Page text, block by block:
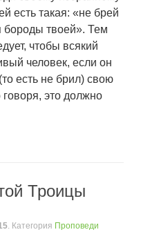
есть такая: «не брей
бороды твоей». Тем
чтобы всякий
человек, если он
есть не брил) свою
это должно
Троицы
. Категория Проповеди